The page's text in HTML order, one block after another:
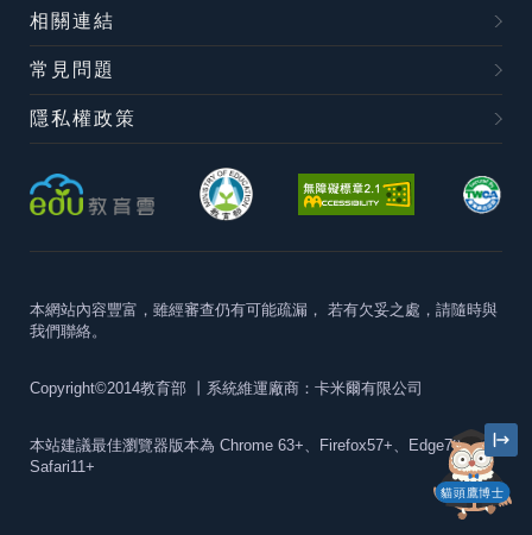
貓頭鷹博士
相關連結
常見問題
隱私權政策
本網站內容豐富，雖經審查仍有可能疏漏， 若有欠妥之處，請隨時與
我們聯絡。
Copyright©2014教育部 丨系統維運廠商：卡米爾有限公司
本站建議最佳瀏覽器版本為 Chrome 63+、Firefox57+、Edge79+及
Safari11+